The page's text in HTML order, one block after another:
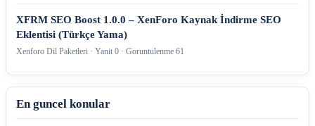
XFRM SEO Boost 1.0.0 – XenForo Kaynak İndirme SEO
Eklentisi (Türkçe Yama)
Xenforo Dil Paketleri · Yanit 0 · Goruntulenme 61
En guncel konular